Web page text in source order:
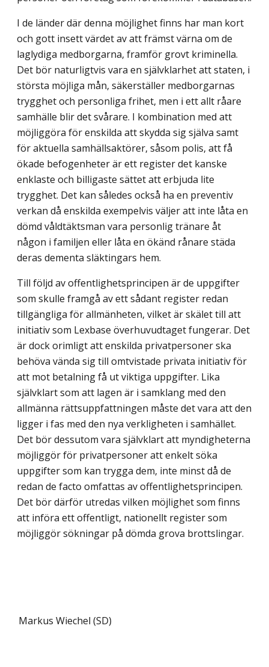
I de länder där denna möjlighet finns har man kort
och gott insett värdet av att främst värna om de
laglydiga medborgarna, framför grovt kriminella.
Det bör naturligt­vis vara en självklarhet att staten, i
största möjliga mån, säkerställer medborgarnas
trygghet och personliga frihet, men i ett allt råare
samhälle blir det svårare. I kombination med att
möjliggöra för enskilda att skydda sig själva samt
för aktuella samhällsaktörer, såsom polis, att få
ökade befogenheter är ett register det kanske
enklaste och billigaste sättet att erbjuda lite
trygghet. Det kan således också ha en preventiv
verkan då enskilda exempel­vis väljer att inte låta en
dömd våldtäktsman vara personlig tränare åt
någon i familjen eller låta en ökänd rånare städa
deras dementa släktingars hem.
Till följd av offentlighetsprincipen är de uppgifter
som skulle framgå av ett sådant register redan
tillgängliga för allmänheten, vilket är skälet till att
initiativ som Lexbase överhuvudtaget fungerar. Det
är dock orimligt att enskilda privatpersoner ska
behöva vända sig till omtvistade privata initiativ för
att mot betalning få ut viktiga uppgifter. Lika
självklart som att lagen är i samklang med den
allmänna rättsuppfattningen måste det vara att den
ligger i fas med den nya verkligheten i samhället.
Det bör dessutom vara självklart att myndigheterna
möjliggör för privatpersoner att enkelt söka
uppgifter som kan trygga dem, inte minst då de
redan de facto omfattas av offentlighetsprincipen.
Det bör därför utredas vilken möjlighet som finns
att införa ett offentligt, nationellt register som
möjliggör sökningar på dömda grova brottslingar.
Markus Wiechel (SD)